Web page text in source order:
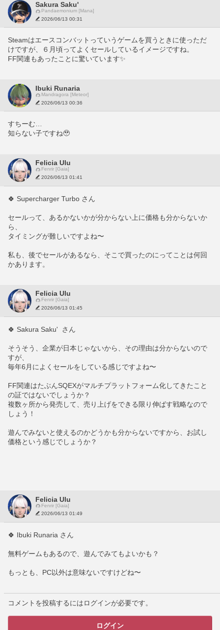
Sakura Saku'
Pandaemonium [Mana]
2026/06/13 00:31
Steamはエースコンバットっていうゲームを買うときに使っただ
けですが、６月頃ってよくセールしているイメージですね。
FF関連もあったことに驚いています✨
Ibuki Runaria
Mandragora [Meteor]
2026/06/13 00:36
すちーむ…
知らない子ですね🥹
Felicia Ulu
Fenrir [Gaia]
2026/06/13 01:41
🍀 Supercharger Turbo さん
セールって、あるかないかが分からない上に価格も分からないか
ら、
タイミングが難しいですよね〜
私も、後でセールがあるなら、そこで買ったのにってことは何回
かあります。
Felicia Ulu
Fenrir [Gaia]
2026/06/13 01:45
🍀 Sakura Saku'  さん
そうそう、企業が日本じゃないから、その理由は分からないので
すが、
毎年6月によくセールをしている感じですよね〜
FF関連はたぶんSQEXがマルチプラットフォーム化してきたこと
の証ではないでしょうか？
複数ヶ所から発売して、売り上げをできる限り伸ばす戦略なので
しょう！
遊んでみないと使えるのかどうかも分からないですから、お試し
価格という感じでしょうか？
Felicia Ulu
Fenrir [Gaia]
2026/06/13 01:49
🍀 Ibuki Runaria さん
無料ゲームもあるので、遊んでみてもよいかも？
もっとも、PC以外は意味ないですけどね〜
コメントを投稿するにはログインが必要です。
ログイン